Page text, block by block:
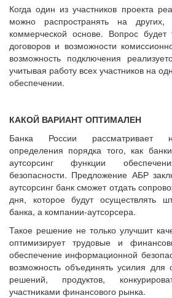
Когда один из участников проекта
можно распространять на
коммерческой основе. Вопрос
договоров и возможности
возможность подключения
учитывая работу всех участников на
обеспечении.
КАКОЙ ВАРИАНТ ОПТИМАЛЕН
Банка России рассматривает
определения порядка того, как
аутсорсинг функции
безопасности. Предложение АБР
аутсорсинг банк сможет отдать
дня, которое будут осуществлять
банка, а компании-аутсорсера.
Такое решение не только улучшит
оптимизирует трудовые и
обеспечение информационной
возможность объединять усилия для
решений, продуктов,
участниками финансового рынка.